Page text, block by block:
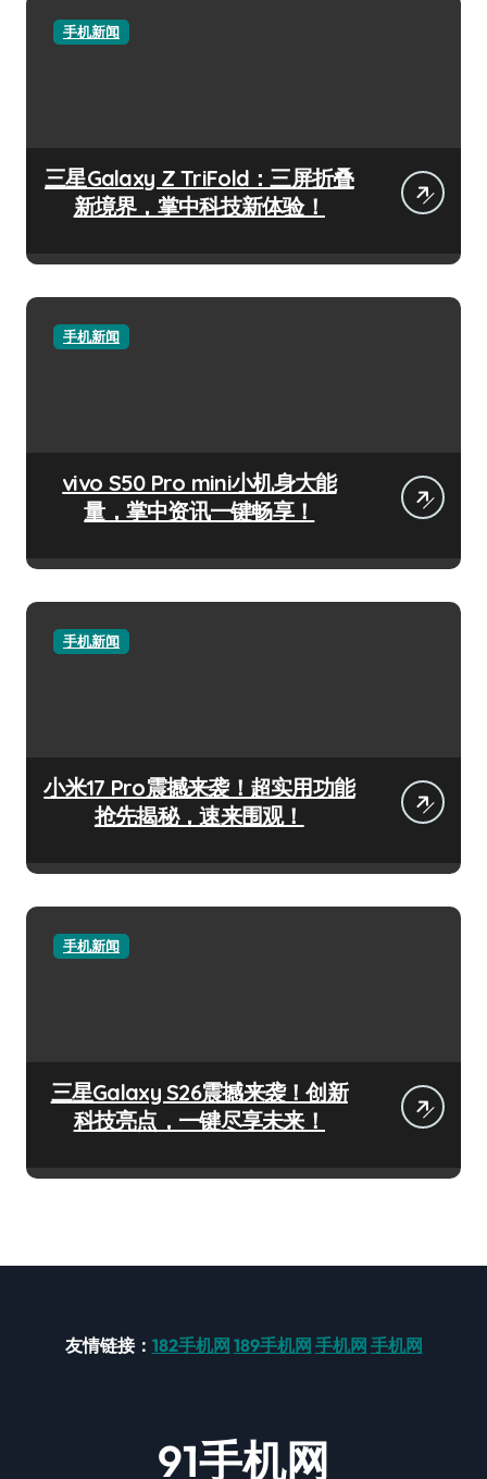
手机新闻
三星Galaxy Z TriFold：三屏折叠
新境界，掌中科技新体验！
手机新闻
vivo S50 Pro mini小机身大能
量，掌中资讯一键畅享！
手机新闻
小米17 Pro震撼来袭！超实用功能
抢先揭秘，速来围观！
手机新闻
三星Galaxy S26震撼来袭！创新
科技亮点，一键尽享未来！
友情链接： 182手机网 189手机网 手机网 手机网
91手机网